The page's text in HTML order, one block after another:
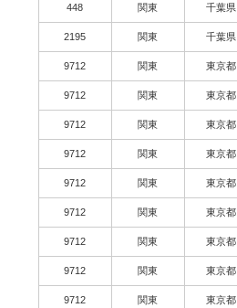
448 関東 千葉県
2195 関東 千葉県
9712 関東 東京都
9712 関東 東京都
9712 関東 東京都
9712 関東 東京都
9712 関東 東京都
9712 関東 東京都
9712 関東 東京都
9712 関東 東京都
9712 関東 東京都